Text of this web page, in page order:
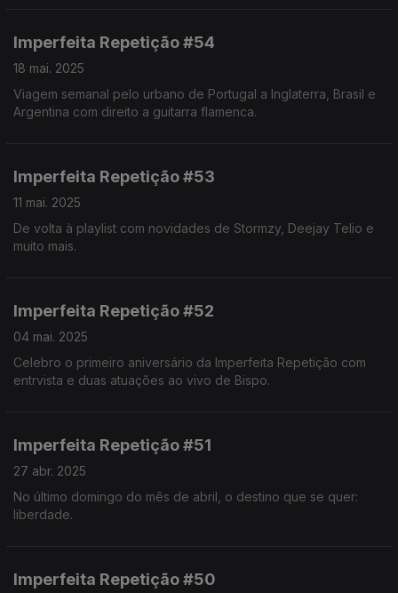
Imperfeita Repetição #54
18 mai. 2025
Viagem semanal pelo urbano de Portugal a Inglaterra, Brasil e
Argentina com direito a guitarra flamenca.
Imperfeita Repetição #53
11 mai. 2025
De volta à playlist com novidades de Stormzy, Deejay Telio e
muito mais.
Imperfeita Repetição #52
04 mai. 2025
Celebro o primeiro aniversário da Imperfeita Repetição com
entrvista e duas atuações ao vivo de Bispo.
Imperfeita Repetição #51
27 abr. 2025
No último domingo do mês de abril, o destino que se quer:
liberdade.
Imperfeita Repetição #50